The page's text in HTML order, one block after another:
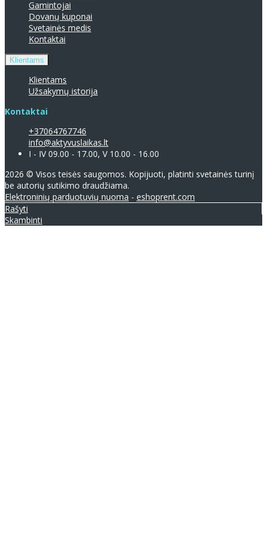
Gamintojai
Dovanų kuponai
Svetainės medis
Kontaktai
Klientams
Klientams
Užsakymų istorija
Kontaktai
+37064767746
info@aktyvuslaikas.lt
I - IV 09.00 - 17.00, V 10.00 - 16.00
2026 © Visos teisės saugomos. Kopijuoti, platinti svetainės turinį
be autorių sutikimo draudžiama.
Elektroninių parduotuvių nuoma - eshoprent.com
Rašyti
Skambinti